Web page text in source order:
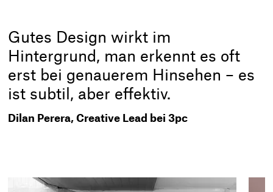
Gutes Design wirkt im
Hintergrund, man erkennt es oft
erst bei genauerem Hinsehen – es
ist subtil, aber effektiv.
Dilan Perera, Creative Lead bei 3pc